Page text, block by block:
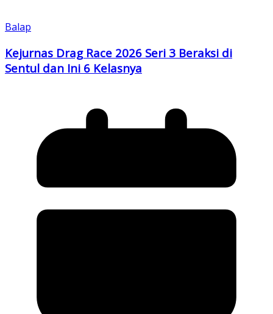
Balap
Kejurnas Drag Race 2026 Seri 3 Beraksi di
Sentul dan Ini 6 Kelasnya